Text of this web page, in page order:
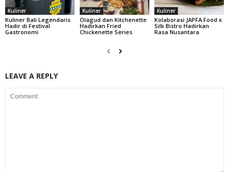
Kuliner
Kuliner Bali Legendaris
Hadir di Festival
Gastronomi
Kuliner
Olagud dan Kitchenette
Hadirkan Fried
Chickenette Series
Kuliner
Kolaborasi JAPFA Food x
Silk Bistro Hadirkan
Rasa Nusantara
LEAVE A REPLY